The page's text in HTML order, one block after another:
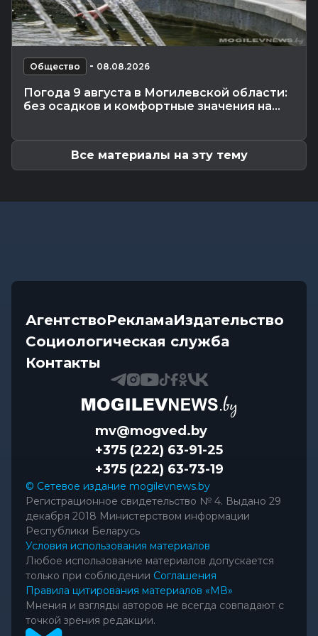
Происшествия -07.08.2026 18:24
В Могилевской области спасатели трижды
выезжали из-за упавших деревьев
Калейдоскоп -07.08.2026 17:06
подъема, чем они полезны в...
Экономика 07.08.2026 16:14
Общество - 08.08.2026
Погода 9 августа в Могилевской области:
без осадков и комфортные значения на...
Все материалы на эту тему
АгентствоРекламаИздательство
Социологическая служба
Контакты
mv@mogved.by
+375 (222) 63-91-25
+375 (222) 63-73-19
© Сетевое издание mogilevnews.by
Регистрационное свидетельство № 4. Выдано 29
декабря 2018 Министерством информации
Республики Беларусь
Условия использования материалов
Любое использование материалов допускается
только при соблюдении Соглашения
Правила цитирования материалов «МВ»
Мнения и взгляды авторов не всегда совпадают с
точкой зрения редакции.